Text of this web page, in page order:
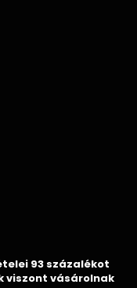
93 százalékot
viszont vásárolnak